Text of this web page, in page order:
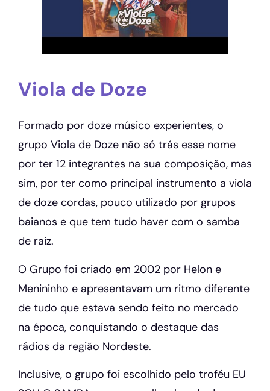
Viola de Doze
Formado por doze músico experientes, o
grupo Viola de Doze não só trás esse nome
por ter 12 integrantes na sua composição, mas
sim, por ter como principal instrumento a viola
de doze cordas, pouco utilizado por grupos
baianos e que tem tudo haver com o samba
de raiz.
O Grupo foi criado em 2002 por Helon e
Menininho e apresentavam um ritmo diferente
de tudo que estava sendo feito no mercado
na época, conquistando o destaque das
rádios da região Nordeste.
Inclusive, o grupo foi escolhido pelo troféu EU